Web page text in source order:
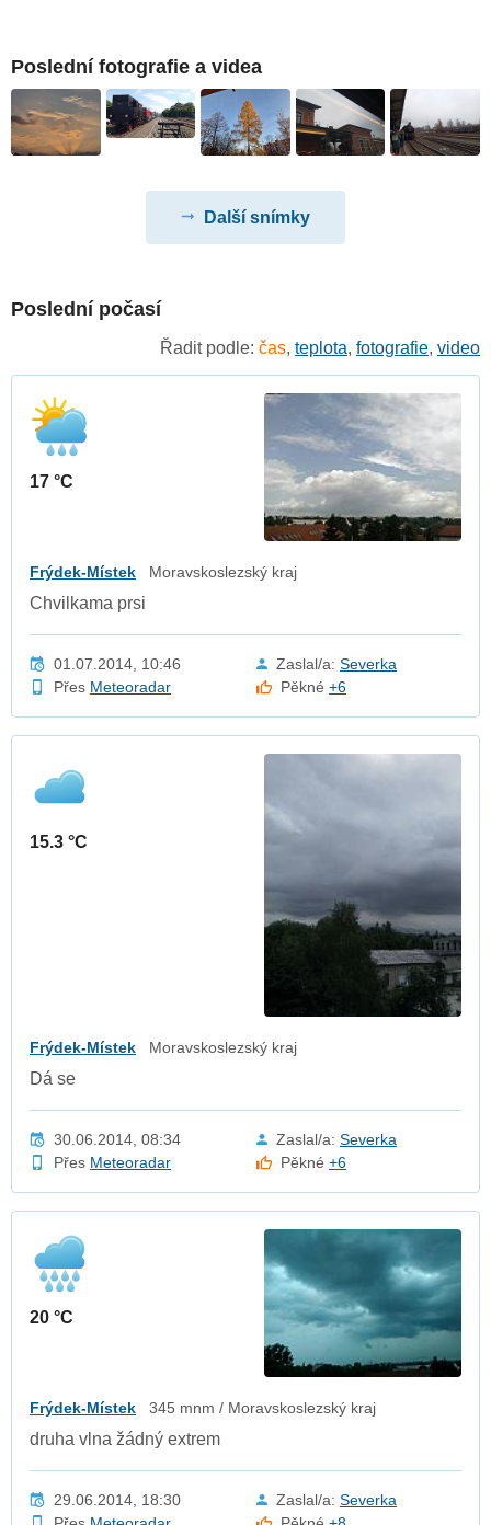
Poslední fotografie a videa
Další snímky
Poslední počasí
Řadit podle: čas, teplota, fotografie, video
17 °C
Frýdek-Místek Moravskoslezský kraj
Chvilkama prsi
01.07.2014, 10:46 Zaslal/a: Severka
Přes Meteoradar Pěkné+6
15.3 °C
Frýdek-Místek Moravskoslezský kraj
Dá se
30.06.2014, 08:34 Zaslal/a: Severka
Přes Meteoradar Pěkné+6
20 °C
Frýdek-Místek 345 mnm / Moravskoslezský kraj
druha vlna žádný extrem
29.06.2014, 18:30 Zaslal/a: Severka